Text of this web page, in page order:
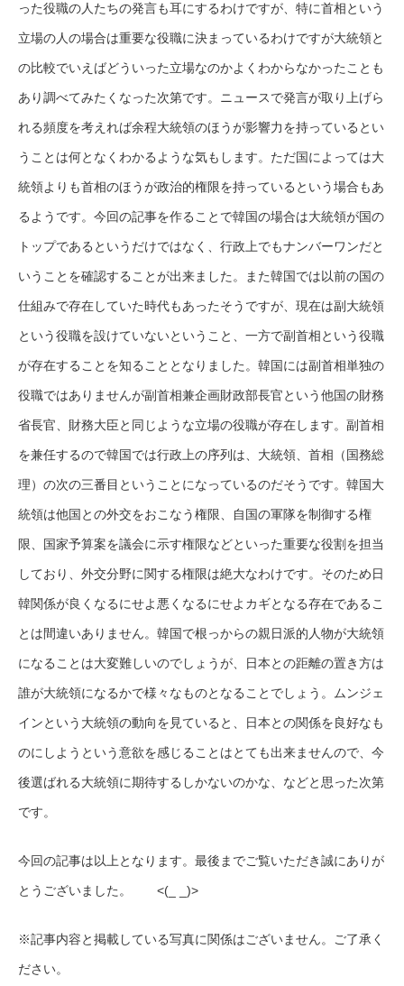
った役職の人たちの発言も耳にするわけですが、特に首相という
立場の人の場合は重要な役職に決まっているわけですが大統領と
の比較でいえばどういった立場なのかよくわからなかったことも
あり調べてみたくなった次第です。ニュースで発言が取り上げら
れる頻度を考えれば余程大統領のほうが影響力を持っているとい
うことは何となくわかるような気もします。ただ国によっては大
統領よりも首相のほうが政治的権限を持っているという場合もあ
るようです。今回の記事を作ることで韓国の場合は大統領が国の
トップであるというだけではなく、行政上でもナンバーワンだと
いうことを確認することが出来ました。また韓国では以前の国の
仕組みで存在していた時代もあったそうですが、現在は副大統領
という役職を設けていないということ、一方で副首相という役職
が存在することを知ることとなりました。韓国には副首相単独の
役職ではありませんが副首相兼企画財政部長官という他国の財務
省長官、財務大臣と同じような立場の役職が存在します。副首相
を兼任するので韓国では行政上の序列は、大統領、首相（国務総
理）の次の三番目ということになっているのだそうです。韓国大
統領は他国との外交をおこなう権限、自国の軍隊を制御する権
限、国家予算案を議会に示す権限などといった重要な役割を担当
しており、外交分野に関する権限は絶大なわけです。そのため日
韓関係が良くなるにせよ悪くなるにせよカギとなる存在であるこ
とは間違いありません。韓国で根っからの親日派的人物が大統領
になることは大変難しいのでしょうが、日本との距離の置き方は
誰が大統領になるかで様々なものとなることでしょう。ムンジェ
インという大統領の動向を見ていると、日本との関係を良好なも
のにしようという意欲を感じることはとても出来ませんので、今
後選ばれる大統領に期待するしかないのかな、などと思った次第
です。
今回の記事は以上となります。最後までご覧いただき誠にありが
とうございました。 <(_ _)>
※記事内容と掲載している写真に関係はございません。ご了承く
ださい。